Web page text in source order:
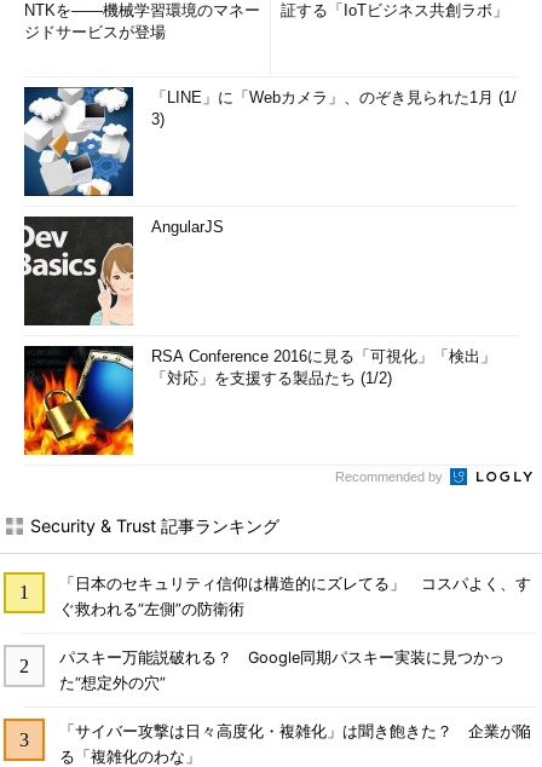
NTKを――機械学習環境のマネー
ジドサービスが登場
証する「IoTビジネス共創ラボ」
「LINE」に「Webカメラ」、のぞき見られた1月 (1/
3)
AngularJS
RSA Conference 2016に見る「可視化」「検出」
「対応」を支援する製品たち (1/2)
Recommended by
Security & Trust 記事ランキング
「日本のセキュリティ信仰は構造的にズレてる」 コスパよく、す
ぐ救われる“左側”の防衛術
パスキー万能説破れる？ Google同期パスキー実装に見つかっ
た“想定外の穴”
「サイバー攻撃は日々高度化・複雑化」は聞き飽きた？ 企業が陥
る「複雑化のわな」